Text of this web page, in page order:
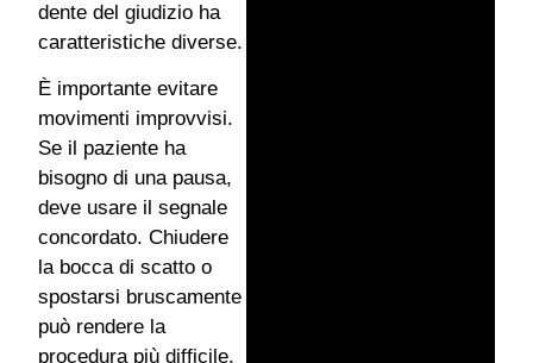
dente del giudizio ha
caratteristiche diverse.
È importante evitare
movimenti improvvisi.
Se il paziente ha
bisogno di una pausa,
deve usare il segnale
concordato. Chiudere
la bocca di scatto o
spostarsi bruscamente
può rendere la
procedura più difficile.